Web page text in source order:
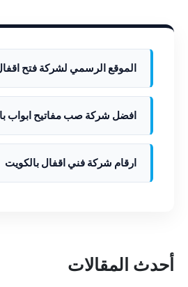
الموقع الرسمي لشركة فتح
افضل شركة صب مفاتيح ابواب
ارقام شركة فني اقفال بالكويت
أحدث المقالات